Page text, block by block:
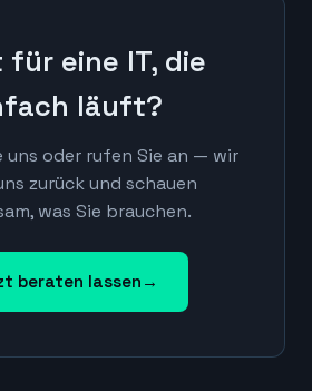
für eine IT, die
läuft?
uns oder rufen Sie an — wir
zurück und schauen
was Sie brauchen.
beraten lassen →